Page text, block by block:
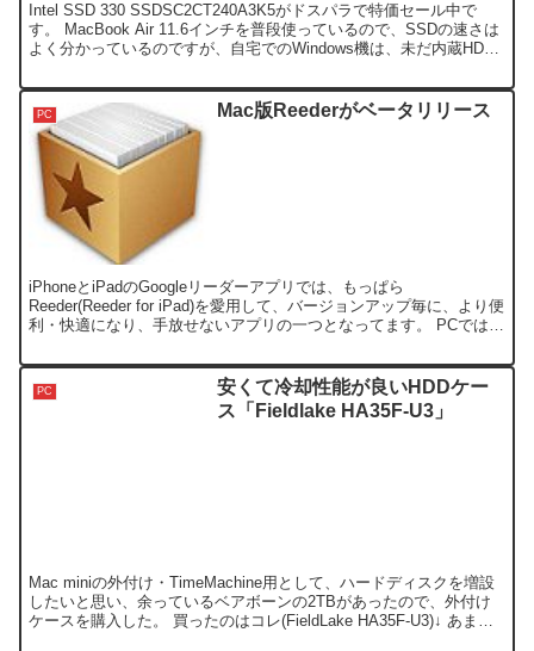
Intel SSD 330 SSDSC2CT240A3K5がドスパラで特価セール中で
す。 MacBook Air 11.6インチを普段使っているので、SSDの速さは
よく分かっているのですが、自宅でのWindows機は、未だ内蔵HDD
PC Mac版Reederがベータリリース
iPhoneとiPadのGoogleリーダーアプリでは、もっぱら
Reeder(Reeder for iPad)を愛用して、バージョンアップ毎に、より便
利・快適になり、手放せないアプリの一つとなってます。 PCでは、
PC
安くて冷却性能が良いHDDケー
ス「Fieldlake HA35F-U3」
Mac miniの外付け・TimeMachine用として、ハードディスクを増設
したいと思い、余っているベアボーンの2TBがあったので、外付け
ケースを購入した。 買ったのはコレ(FieldLake HA35F-U3)↓ あまり